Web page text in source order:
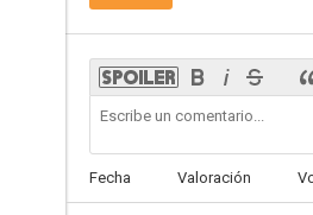
Yours for the Asking
--
Fecha Valoración